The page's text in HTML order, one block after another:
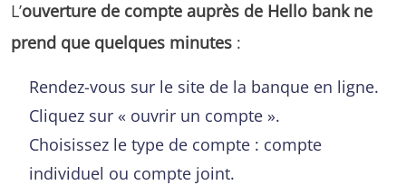
L’ouverture de compte auprès de Hello bank ne
prend que quelques minutes :
Rendez-vous sur le site de la banque en ligne.
Cliquez sur « ouvrir un compte ».
Choisissez le type de compte : compte
individuel ou compte joint.